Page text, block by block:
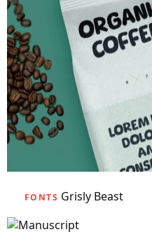
FONTS Grisly Beast